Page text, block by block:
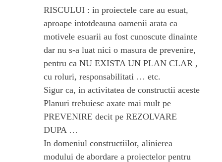
RISCULUI : in proiectele care au esuat,
aproape intotdeauna oamenii arata ca
motivele esuarii au fost cunoscute dinainte
dar nu s-a luat nici o masura de prevenire,
pentru ca NU EXISTA UN PLAN CLAR ,
cu roluri, responsabilitati … etc.
Sigur ca, in activitatea de constructii aceste
Planuri trebuiesc axate mai mult pe
PREVENIRE decit pe REZOLVARE
DUPA …
In domeniul constructiilor, alinierea
modului de abordare a proiectelor pentru